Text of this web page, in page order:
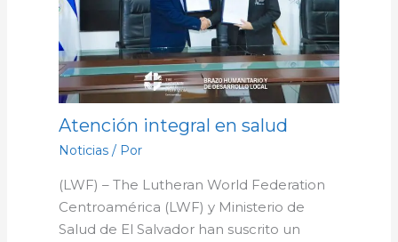
Atención integral en salud
Noticias/ Por
(LWF) – The Lutheran World Federation
Centroamérica (LWF) y Ministerio de
Salud de El Salvador han suscrito un